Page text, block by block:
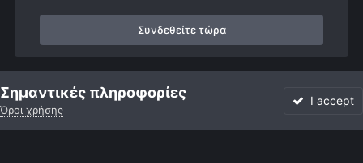
Συνδεθείτε τώρα
Αρχή Αστροφωτογραφίες Πορτρέτα του ουρανού
Σημαντικές πληροφορίες
Όροι χρήσης
I accept
Forum